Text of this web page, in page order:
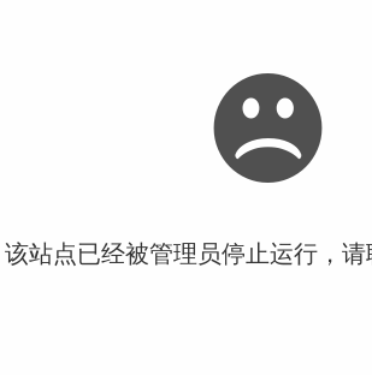
站点已经被管理员停止运行，